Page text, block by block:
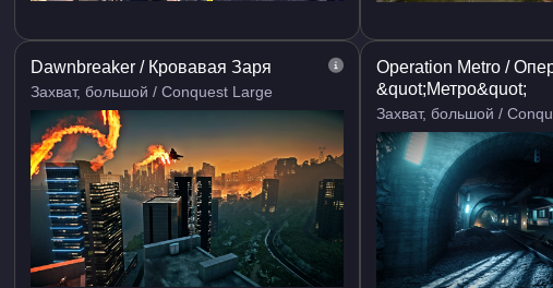
Dawnbreaker / Кровавая Заря
Захват, большой / Conquest Large
Operation Metro /
&quot;Метро&quot;
Захват, большой /